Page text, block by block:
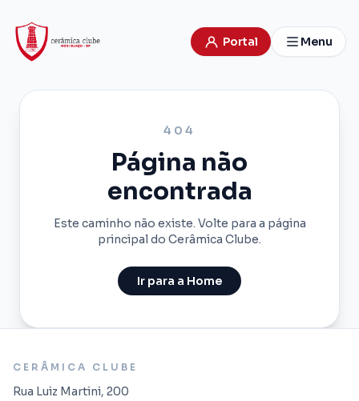
Portal Menu
404
Página não
encontrada
Este caminho não existe. Volte para a página
principal do Cerâmica Clube.
Ir para a Home
CERÂMICA CLUBE
Rua Luiz Martini, 200